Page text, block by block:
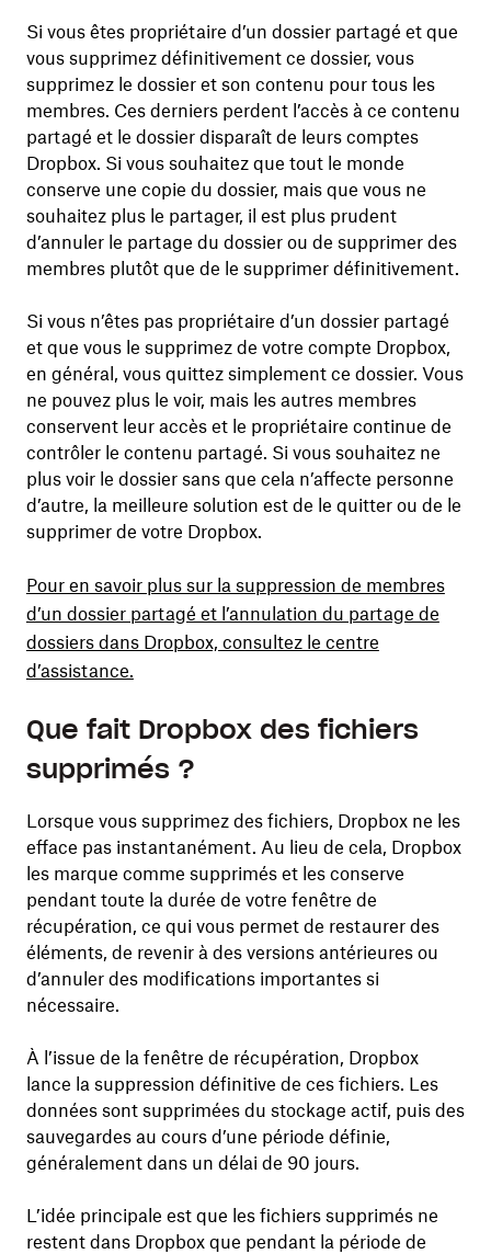
Si vous êtes propriétaire d’un dossier partagé et que
vous supprimez définitivement ce dossier, vous
supprimez le dossier et son contenu pour tous les
membres. Ces derniers perdent l’accès à ce contenu
partagé et le dossier disparaît de leurs comptes
Dropbox. Si vous souhaitez que tout le monde
conserve une copie du dossier, mais que vous ne
souhaitez plus le partager, il est plus prudent
d’annuler le partage du dossier ou de supprimer des
membres plutôt que de le supprimer définitivement.
Si vous n’êtes pas propriétaire d’un dossier partagé
et que vous le supprimez de votre compte Dropbox,
en général, vous quittez simplement ce dossier. Vous
ne pouvez plus le voir, mais les autres membres
conservent leur accès et le propriétaire continue de
contrôler le contenu partagé. Si vous souhaitez ne
plus voir le dossier sans que cela n’affecte personne
d’autre, la meilleure solution est de le quitter ou de le
supprimer de votre Dropbox.
Pour en savoir plus sur la suppression de membres
d’un dossier partagé et l’annulation du partage de
dossiers dans Dropbox, consultez le centre
d’assistance.
Que fait Dropbox des fichiers
supprimés ?
Lorsque vous supprimez des fichiers, Dropbox ne les
efface pas instantanément. Au lieu de cela, Dropbox
les marque comme supprimés et les conserve
pendant toute la durée de votre fenêtre de
récupération, ce qui vous permet de restaurer des
éléments, de revenir à des versions antérieures ou
d’annuler des modifications importantes si
nécessaire.
À l’issue de la fenêtre de récupération, Dropbox
lance la suppression définitive de ces fichiers. Les
données sont supprimées du stockage actif, puis des
sauvegardes au cours d’une période définie,
généralement dans un délai de 90 jours.
L’idée principale est que les fichiers supprimés ne
restent dans Dropbox que pendant la période de